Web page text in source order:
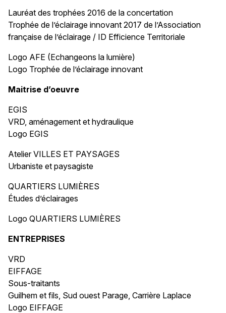
Lauréat des trophées 2016 de la concertation
Trophée de l’éclairage innovant 2017 de l’Association
française de l’éclairage / ID Efficience Territoriale
Logo AFE (Echangeons la lumière)
Logo Trophée de l’éclairage innovant
Maitrise d’oeuvre
EGIS
VRD, aménagement et hydraulique
Logo EGIS
Atelier VILLES ET PAYSAGES
Urbaniste et paysagiste
QUARTIERS LUMIÈRES
Études d’éclairages
Logo QUARTIERS LUMIÈRES
ENTREPRISES
VRD
EIFFAGE
Sous-traitants
Guilhem et fils, Sud ouest Parage, Carrière Laplace
Logo EIFFAGE